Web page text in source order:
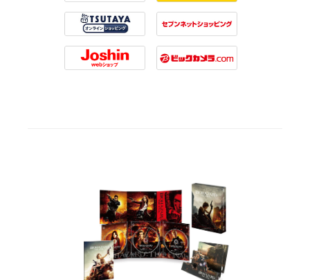
Rakuten Tower Records
Tsutaya 7net
Joshin Biccamera